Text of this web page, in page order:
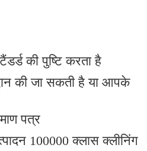
की पुष्टि करता है
की जा सकती है या आपके
पत्र
100000 क्लास क्लीनिंग